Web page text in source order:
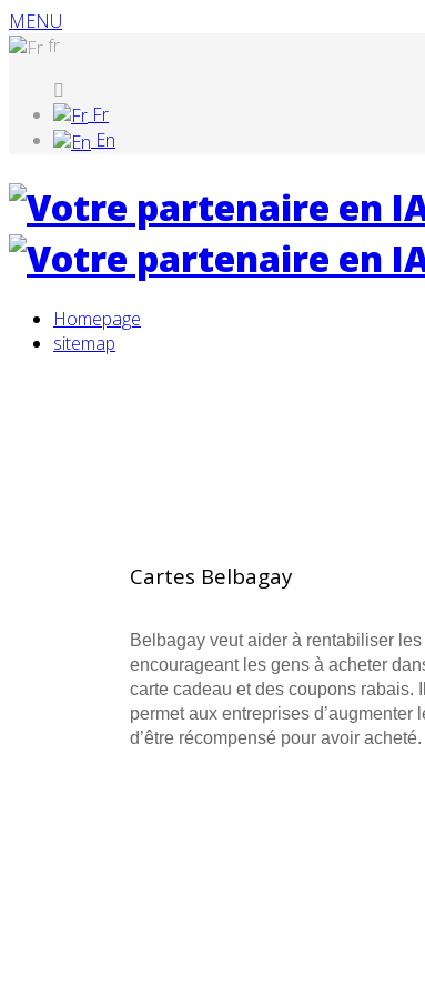
MENU
fr
Fr
En
Homepage
sitemap
Cartes Belbagay
Belbagay veut aider à rentabiliser
encourageant les gens à acheter
carte cadeau et des coupons rabais.
permet aux entreprises
d’être récompensé pour avoir acheté.